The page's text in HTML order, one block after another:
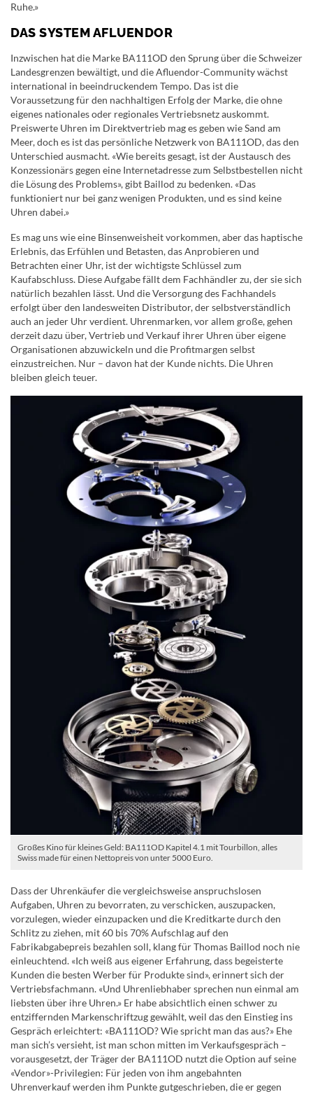
Ruhe.»
DAS SYSTEM AFLUENDOR
Inzwischen hat die Marke BA111OD den Sprung über die Schweizer
Landesgrenzen bewältigt, und die Afluendor-Community wächst
international in beeindruckendem Tempo. Das ist die
Voraussetzung für den nachhaltigen Erfolg der Marke, die ohne
eigenes nationales oder regionales Vertriebsnetz auskommt.
Preiswerte Uhren im Direktvertrieb mag es geben wie Sand am
Meer, doch es ist das persönliche Netzwerk von BA111OD, das den
Unterschied ausmacht. «Wie bereits gesagt, ist der Austausch des
Konzessionärs gegen eine Internetadresse zum Selbstbestellen nicht
die Lösung des Problems», gibt Baillod zu bedenken. «Das
funktioniert nur bei ganz wenigen Produkten, und es sind keine
Uhren dabei.»
Es mag uns wie eine Binsenweisheit vorkommen, aber das haptische
Erlebnis, das Erfühlen und Betasten, das Anprobieren und
Betrachten einer Uhr, ist der wichtigste Schlüssel zum
Kaufabschluss. Diese Aufgabe fällt dem Fachhändler zu, der sie sich
natürlich bezahlen lässt. Und die Versorgung des Fachhandels
erfolgt über den landesweiten Distributor, der selbstverständlich
auch an jeder Uhr verdient. Uhrenmarken, vor allem große, gehen
derzeit dazu über, Vertrieb und Verkauf ihrer Uhren über eigene
Organisationen abzuwickeln und die Profitmargen selbst
einzustreichen. Nur – davon hat der Kunde nichts. Die Uhren
bleiben gleich teuer.
Großes Kino für kleines Geld: BA111OD Kapitel 4.1 mit Tourbillon, alles
Swiss made für einen Nettopreis von unter 5000 Euro.
Dass der Uhrenkäufer die vergleichsweise anspruchslosen
Aufgaben, Uhren zu bevorraten, zu verschicken, auszupacken,
vorzulegen, wieder einzupacken und die Kreditkarte durch den
Schlitz zu ziehen, mit 60 bis 70% Aufschlag auf den
Fabrikabgabepreis bezahlen soll, klang für Thomas Baillod noch nie
einleuchtend. «Ich weiß aus eigener Erfahrung, dass begeisterte
Kunden die besten Werber für Produkte sind», erinnert sich der
Vertriebsfachmann. «Und Uhrenliebhaber sprechen nun einmal am
liebsten über ihre Uhren.» Er habe absichtlich einen schwer zu
entziffernden Markenschriftzug gewählt, weil das den Einstieg ins
Gespräch erleichtert: «BA111OD? Wie spricht man das aus?» Ehe
man sich’s versieht, ist man schon mitten im Verkaufsgespräch –
vorausgesetzt, der Träger der BA111OD nutzt die Option auf seine
«Vendor»-Privilegien: Für jeden von ihm angebahnten
Uhrenverkauf werden ihm Punkte gutgeschrieben, die er gegen